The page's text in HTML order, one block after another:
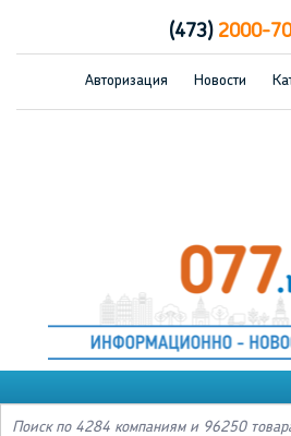
(473)2000-
Авторизация Новости